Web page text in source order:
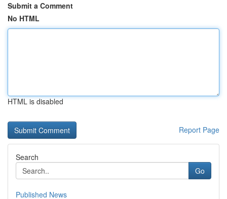
Submit a Comment
No HTML
HTML is disabled
Report Page
Search
Go
Published News